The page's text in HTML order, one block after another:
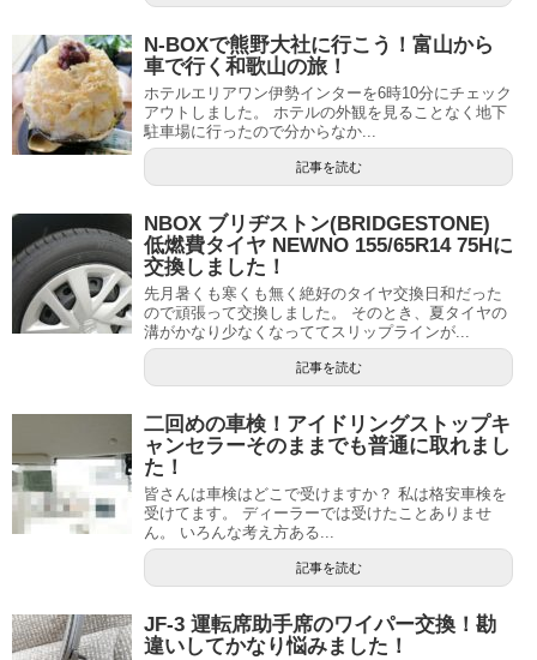
N-BOXで熊野大社に行こう！富山から
車で行く和歌山の旅！
ホテルエリアワン伊勢インターを6時10分にチェック
アウトしました。 ホテルの外観を見ることなく地下
駐車場に行ったので分からなか...
記事を読む
NBOX ブリヂストン(BRIDGESTONE)
低燃費タイヤ NEWNO 155/65R14 75Hに
交換しました！
先月暑くも寒くも無く絶好のタイヤ交換日和だった
ので頑張って交換しました。 そのとき、夏タイヤの
溝がかなり少なくなっててスリップラインが...
記事を読む
二回めの車検！アイドリングストップキ
ャンセラーそのままでも普通に取れまし
た！
皆さんは車検はどこで受けますか？ 私は格安車検を
受けてます。 ディーラーでは受けたことありませ
ん。 いろんな考え方ある...
記事を読む
JF-3 運転席助手席のワイパー交換！勘
違いしてかなり悩みました！